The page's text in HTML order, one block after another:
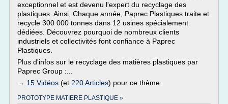
exceptionnel et est devenu l'expert du recyclage des
plastiques. Ainsi, Chaque année, Paprec Plastiques traite et
recycle 300 000 tonnes dans 12 usines spécialement
dédiées. Découvrez pourquoi de nombreux clients
industriels et collectivités font confiance à Paprec
Plastiques.
Plus d'infos sur le recyclage des matières plastiques par
Paprec Group :...
→ 15 Vidéos (et 220 Articles) pour ce thème
PROTOTYPE MATIERE PLASTIQUE »